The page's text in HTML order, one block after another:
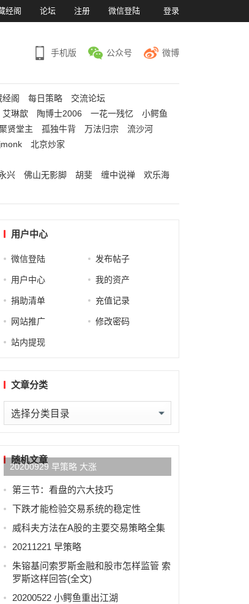
经阁 论坛 注册 微信登陆 登录
手机版 公众号 微博
经阁 每日策略
交流论坛
艾琳歆 陶博士2006 一花一残忆
小鳄鱼
贤堂主 孤独牛背 万法归宗
流沙河
北京炒家
兴 佛山无影脚 胡斐 缠中说禅
欢乐海
用户中心
微信登陆 发布帖子
用户中心 我的资产
捐助清单 充值记录
网站推广 修改密码
站内提现
文章分类
文
章
类随机文章
20200929 早策略 大涨
第三节：看盘的六大技巧
下跌才能检验交易系统的稳定性
威科夫方法在A股的主要交易策略全集
20211221 早策略
朱镕基问索罗斯金融和股市怎样监管 索
罗斯这样回答(全文)
20200522 小鳄鱼重出江湖